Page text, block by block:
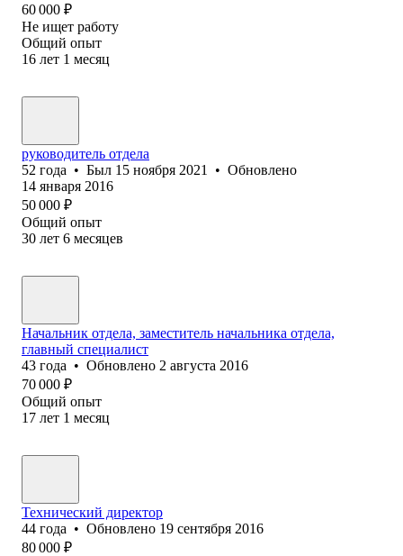
60 000 ₽
Не ищет работу
Общий опыт
16 лет 1 месяц
руководитель отдела
52 года • Был 15 ноября 2021 • Обновлено
14 января 2016
50 000 ₽
Общий опыт
30 лет 6 месяцев
Начальник отдела, заместитель начальника отдела,
главный специалист
43 года • Обновлено 2 августа 2016
70 000 ₽
Общий опыт
17 лет 1 месяц
Технический директор
44 года • Обновлено 19 сентября 2016
80 000 ₽